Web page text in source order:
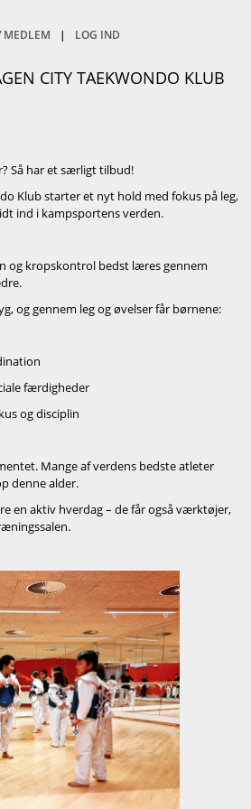
MEDLEM | LOG IND
CITY TAEKWONDO KLUB
Så har et særligt tilbud!
Klub starter et nyt hold med fokus på leg,
ind i kampsportens verden.
og kropskontrol bedst læres gennem
og gennem leg og øvelser får børnene:
færdigheder
og disciplin
Mange af verdens bedste atleter
denne alder.
en aktiv hverdag – de får også værktøjer,